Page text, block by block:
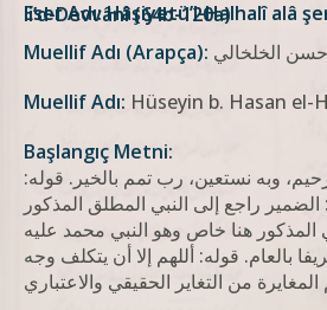
Eser Adı: Hâşiyetü’l-Halhalî alâ şerhi’l-akâidi’l-Adudiyye li’d-Devvânî (64b-120a)
Muellif Adı (Arapça): الخلخالي
Muellif Adı: Hüseyin b. Hasan el-
Başlangıç Metni:
وبه نستعين، رب تمم بالخير. قوله:
الضمير راجع إلى النبي المطلق المذكور
المذكور هنا خاص وهو النبي محمد عليه
بالعام. قوله: أللهم إلا أن يتكلف وجه